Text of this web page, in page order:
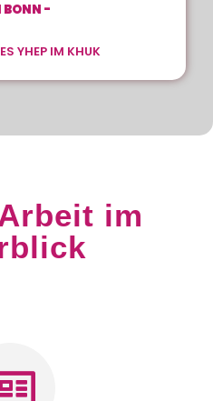
BONN -
YHEP IM KHUK
im